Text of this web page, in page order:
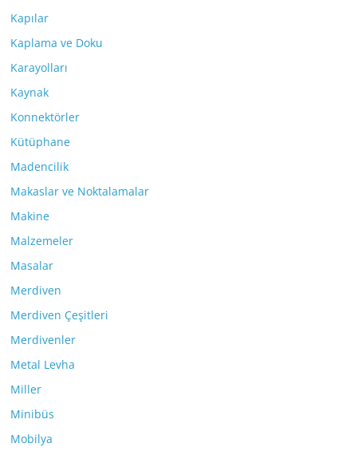
Kapılar
Kaplama ve Doku
Karayolları
Kaynak
Konnektörler
Kütüphane
Madencilik
Makaslar ve Noktalamalar
Makine
Malzemeler
Masalar
Merdiven
Merdiven Çeşitleri
Merdivenler
Metal Levha
Miller
Minibüs
Mobilya